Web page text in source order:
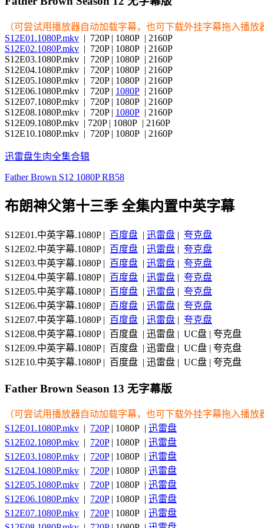
（可尝试用播放器自动加载字幕，也可下载外挂字幕拖入播放
S12E01.1080P.mkv | 720P | 1080P | 2160P
S12E02.1080P.mkv | 720P | 1080P | 2160P
S12E03.1080P.mkv | 720P | 1080P | 2160P
S12E04.1080P.mkv | 720P | 1080P | 2160P
S12E05.1080P.mkv | 720P | 1080P | 2160P
S12E06.1080P.mkv | 720P | 1080P | 2160P
S12E07.1080P.mkv | 720P | 1080P | 2160P
S12E08.1080P.mkv | 720P | 1080P | 2160P
S12E09.1080P.mkv | 720P | 1080P | 2160P
S12E10.1080P.mkv | 720P | 1080P | 2160P
迅雷盘生肉全集合辑
Father Brown S12 1080P RB58
布朗神父第十三季 全集内置中英字幕
S12E01.中英字幕.1080P | 百度盘 | 迅雷盘 | 夸克盘
S12E02.中英字幕.1080P | 百度盘 | 迅雷盘 | 夸克盘
S12E03.中英字幕.1080P | 百度盘 | 迅雷盘 | 夸克盘
S12E04.中英字幕.1080P | 百度盘 | 迅雷盘 | 夸克盘
S12E05.中英字幕.1080P | 百度盘 | 迅雷盘 | 夸克盘
S12E06.中英字幕.1080P | 百度盘 | 迅雷盘 | 夸克盘
S12E07.中英字幕.1080P | 百度盘 | 迅雷盘 | 夸克盘
S12E08.中英字幕.1080P | 百度盘 | 迅雷盘 | UC盘 | 夸克盘
S12E09.中英字幕.1080P | 百度盘 | 迅雷盘 | UC盘 | 夸克盘
S12E10.中英字幕.1080P | 百度盘 | 迅雷盘 | UC盘 | 夸克盘
Father Brown Season 13 无字幕版
（可尝试用播放器自动加载字幕，也可下载外挂字幕拖入播放
S12E01.1080P.mkv | 720P| 1080P | 迅雷盘
S12E02.1080P.mkv | 720P| 1080P | 迅雷盘
S12E03.1080P.mkv | 720P| 1080P | 迅雷盘
S12E04.1080P.mkv | 720P| 1080P | 迅雷盘
S12E05.1080P.mkv | 720P| 1080P | 迅雷盘
S12E06.1080P.mkv | 720P| 1080P | 迅雷盘
S12E07.1080P.mkv | 720P| 1080P | 迅雷盘